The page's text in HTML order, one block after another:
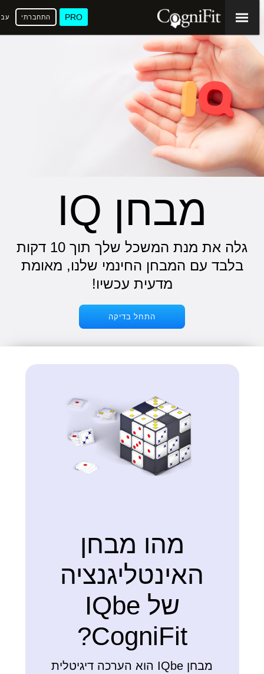
PRO התחברתי
מבחן IQ
גלה את מנת המשכל שלך תוך 10 דקות
בלבד עם המבחן החינמי שלנו, מאומת
מדעית עכשיו!
התחל בדיקה
מהו מבחן
האינטליגנציה
של IQbe
CogniFit?
מבחן IQbe הוא הערכה דיגיטלית